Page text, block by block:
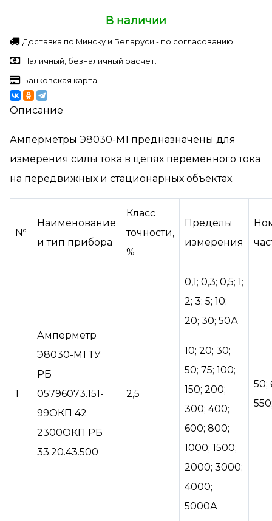
В наличии
Доставка по Минску и Беларуси - по согласованию.
Наличный, безналичный расчет.
Банковская карта.
Описание
Амперметры Э8030-М1 предназначены для
измерения силы тока в цепях переменного тока
на передвижных и стационарных объектах.
№
Наименование
и тип прибора
Класс
точности,
%
Пределы
измерения
1
Амперметр
Э8030-М1 ТУ
РБ
05796073.151-
99ОКП 42
2300ОКП РБ
33.20.43.500
2,5
0,1; 0,3; 0,5; 1;
2; 3; 5; 10;
20; 30; 50А
50;
10; 20; 30;
50; 75; 100;
150; 200;
300; 400;
600; 800;
1000; 1500;
2000; 3000;
4000;
5000А